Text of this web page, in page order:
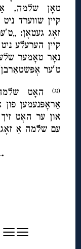
טאָן שלמה,
קיין שווערד
זאָג געטאָן:
קיין הערעלע
נאָר טאָמער
ט′ער
(נג)
האָט
אַראָפּנעמען פון
און ער האָט
עם שלמה אַ זאָג